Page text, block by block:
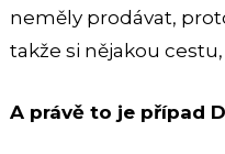
neměly prodávat,
takže si nějakou
A právě to je případ